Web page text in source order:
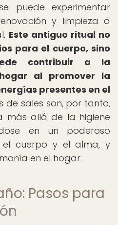
puede experimentar
y limpieza a
Este antiguo ritual no
para el cuerpo, sino
contribuir a la
al promover la
presentes en el
de sales son, por tanto,
más allá de la higiene
en un poderoso
cuerpo y el alma, y
en el hogar.
Pasos para